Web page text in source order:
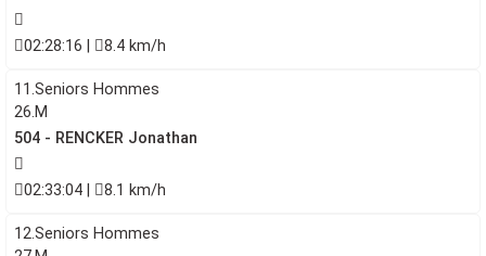
02:28:16 | 8.4 km/h
11.Seniors Hommes
26.M
504 - RENCKER Jonathan
02:33:04 | 8.1 km/h
12.Seniors Hommes